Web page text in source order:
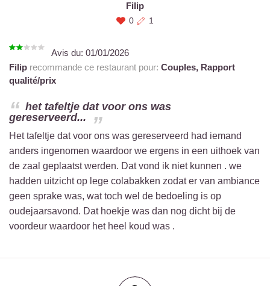
Filip
0 1
Avis du: 01/01/2026
Filip recommande ce restaurant pour: Couples, Rapport
qualité/prix
het tafeltje dat voor ons was
gereserveerd...
Het tafeltje dat voor ons was gereserveerd had iemand
anders ingenomen waardoor we ergens in een uithoek van
de zaal geplaatst werden. Dat vond ik niet kunnen . we
hadden uitzicht op lege colabakken zodat er van ambiance
geen sprake was, wat toch wel de bedoeling is op
oudejaarsavond. Dat hoekje was dan nog dicht bij de
voordeur waardoor het heel koud was .